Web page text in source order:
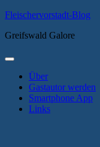
Zum
springen
Fleischervorstadt-Blog
Greifswald Galore
Primäres
Über
Gastautor werden
Smartphone App
Links